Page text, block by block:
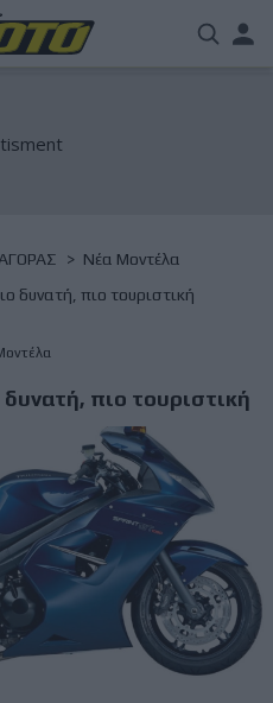
Νέα Μοντέλα
δυνατή, πιο τουριστική
πιο τουριστική